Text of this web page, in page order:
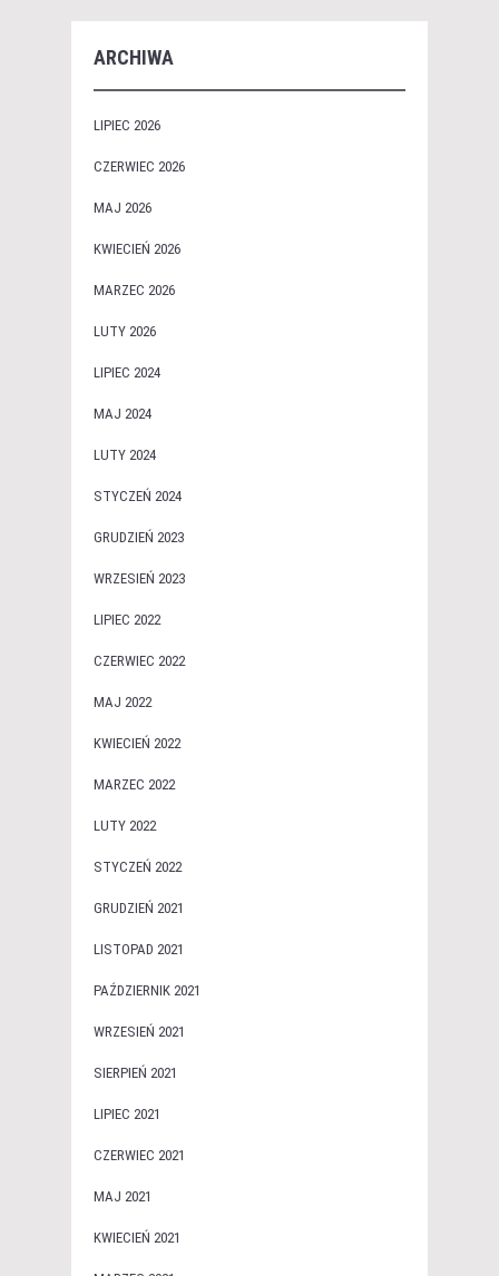
ARCHIWA
LIPIEC 2026
CZERWIEC 2026
MAJ 2026
KWIECIEŃ 2026
MARZEC 2026
LUTY 2026
LIPIEC 2024
MAJ 2024
LUTY 2024
STYCZEŃ 2024
GRUDZIEŃ 2023
WRZESIEŃ 2023
LIPIEC 2022
CZERWIEC 2022
MAJ 2022
KWIECIEŃ 2022
MARZEC 2022
LUTY 2022
STYCZEŃ 2022
GRUDZIEŃ 2021
LISTOPAD 2021
PAŹDZIERNIK 2021
WRZESIEŃ 2021
SIERPIEŃ 2021
LIPIEC 2021
CZERWIEC 2021
MAJ 2021
KWIECIEŃ 2021